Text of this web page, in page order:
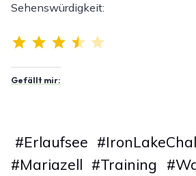
Sehenswürdigkeit:
Gefällt mir:
#Erlaufsee #
#Mariazell #Training #